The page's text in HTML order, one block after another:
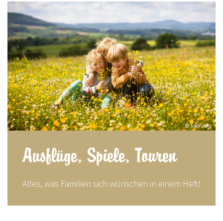
© Sabrinity
Ausflüge, Spiele, Touren
Alles, was Familien sich wünschen in einem Heft!